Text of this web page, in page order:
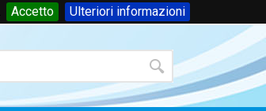
Accetto Ulteriori informazioni
Accedi oregistrati